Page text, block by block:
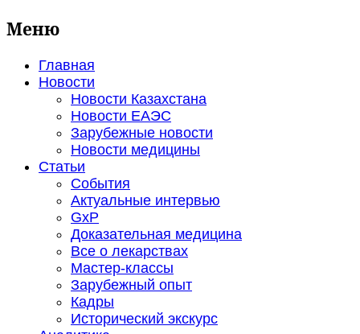
Меню
Главная
Новости
Новости Казахстана
Новости ЕАЭС
Зарубежные новости
Новости медицины
Статьи
События
Актуальные интервью
GxP
Доказательная медицина
Все о лекарствах
Мастер-классы
Зарубежный опыт
Кадры
Исторический экскурс